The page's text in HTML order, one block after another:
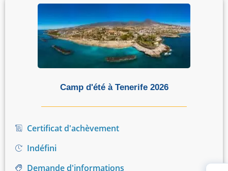
Camp d'été à Tenerife 2026
Certificat d'achèvement
Indéfini
Demande d'informations